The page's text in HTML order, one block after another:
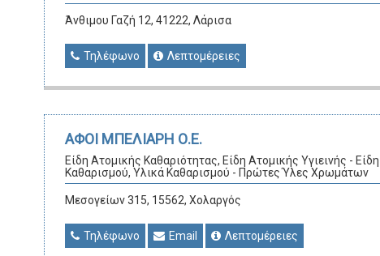
Άνθιμου Γαζή 12, 41222, Λάρισα
Τηλέφωνο Λεπτομέρειες
ΑΦΟΙ ΜΠΕΛΙΑΡΗ Ο.Ε.
Είδη Ατομικής Καθαριότητας, Είδη Ατομικής Υγιεινής - Είδη
Καθαρισμού, Υλικά Καθαρισμού - Πρώτες Ύλες Χρωμάτων
Μεσογείων 315, 15562, Χολαργός
Τηλέφωνο Email Λεπτομέρειες